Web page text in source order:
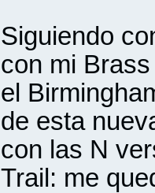
Siguiendo
con mi
el
de esta
con las N
Trail: me